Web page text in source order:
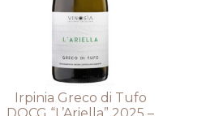
Irpinia Greco di Tufo